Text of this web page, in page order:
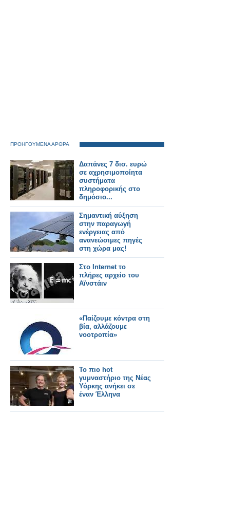
ΠΡΟΗΓΟΥΜΕΝΑ ΑΡΘΡΑ
Δαπάνες 7 δισ. ευρώ
σε αχρησιμοποίητα
συστήματα
πληροφορικής στο
δημόσιο...
Σημαντική αύξηση
στην παραγωγή
ενέργειας από
ανανεώσιμες πηγές
στη χώρα μας!
Στο Internet το
πλήρες αρχείο του
Αϊνστάιν
«Παίζουμε κόντρα στη
βία, αλλάζουμε
νοοτροπία»
Το πιο hot
γυμναστήριο της Νέας
Υόρκης ανήκει σε
έναν Έλληνα